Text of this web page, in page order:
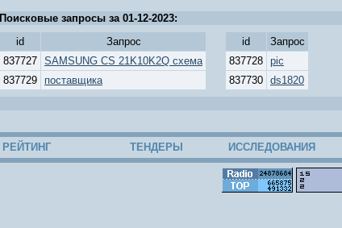
Поисковые запросы за 01-12-2023:
id
Запрос id
Запрос
837727 SAMSUNG CS 21K10K2Q схема 837728 pic
837729
поставщика 837730 ds1820
РЕЙТИНГ ТЕНДЕРЫ ИССЛЕДОВАНИЯ